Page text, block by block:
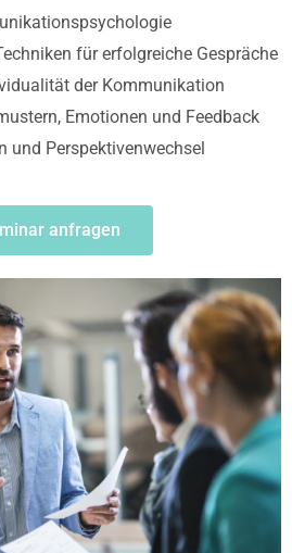
für erfolgreiche Gespräche
der Kommunikation
Emotionen und Feedback
und Perspektivenwechsel
anfragen